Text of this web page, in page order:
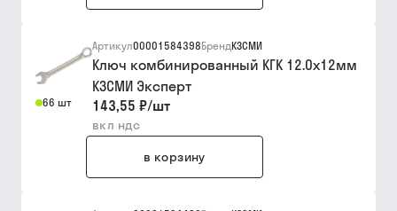
66 шт
Артикул00001584398БрендКЗСМИ
Ключ комбинированный КГК 12.0х12мм
КЗСМИ Эксперт
143,55 ₽/шт
вкл ндс
в корзину